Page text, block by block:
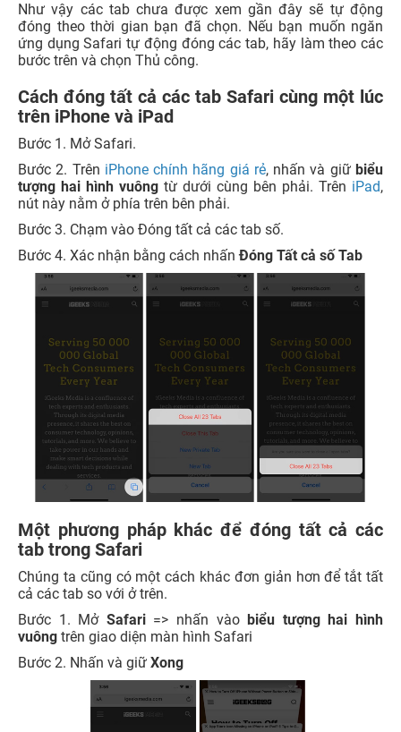
Như vậy các tab chưa được xem gần đây sẽ tự động
đóng theo thời gian bạn đã chọn. Nếu bạn muốn ngăn
ứng dụng Safari tự động đóng các tab, hãy làm theo các
bước trên và chọn Thủ công.
Cách đóng tất cả các tab Safari cùng một lúc
trên iPhone và iPad
Bước 1. Mở Safari.
Bước 2. Trên iPhone chính hãng giá rẻ, nhấn và giữ biểu
tượng hai hình vuông từ dưới cùng bên phải. Trên iPad,
nút này nằm ở phía trên bên phải.
Bước 3. Chạm vào Đóng tất cả các tab số.
Bước 4. Xác nhận bằng cách nhấnĐóng Tất cả số Tab
Một phương pháp khác để đóng tất cả các
tab trong Safari
Chúng ta cũng có một cách khác đơn giản hơn để tắt tất
cả các tab so với ở trên.
Bước 1. Mở Safari=> nhấn vàobiểu tượng hai hình
vuông trên giao diện màn hình Safari
Bước 2. Nhấn và giữ Xong